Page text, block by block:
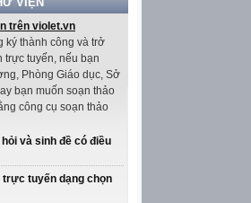
trên violet.vn
ký thành công và trở
trực tuyến, nếu bạn
Phòng Giáo dục, Sở
bạn muốn soạn thảo
công cụ soạn thảo
và sinh đề có điều
trực tuyến dạng chọn